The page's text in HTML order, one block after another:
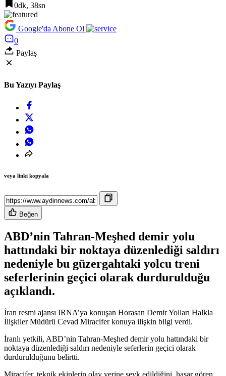
0dk, 38sn
Google'da Abone Ol
0
Paylaş
Bu Yazıyı Paylaş
veya linki kopyala
Beğen
ABD’nin Tahran-Meşhed demir yolu
hattındaki bir noktaya düzenlediği saldırı
nedeniyle bu güzergahtaki yolcu treni
seferlerinin geçici olarak durdurulduğu
açıklandı.
İran resmi ajansı IRNA’ya konuşan Horasan Demir Yolları Halkla
İlişkiler Müdürü Cevad Miracifer konuya ilişkin bilgi verdi.
İranlı yetkili, ABD’nin Tahran-Meşhed demir yolu hattındaki bir
noktaya düzenlediği saldırı nedeniyle seferlerin geçici olarak
durdurulduğunu belirtti.
Miracifer, teknik ekiplerin olay yerine sevk edildiğini, hasar gören